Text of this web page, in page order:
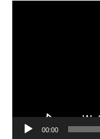
00:00